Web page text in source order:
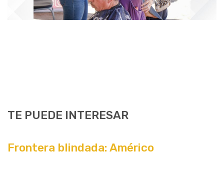
TE PUEDE INTERESAR
Frontera blindada: Américo